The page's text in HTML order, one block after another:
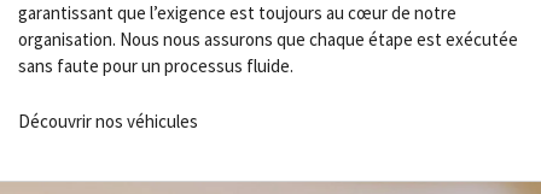
garantissant que l’exigence est toujours au cœur de notre
organisation. Nous nous assurons que chaque étape est exécutée
sans faute pour un processus fluide.
Découvrir nos véhicules